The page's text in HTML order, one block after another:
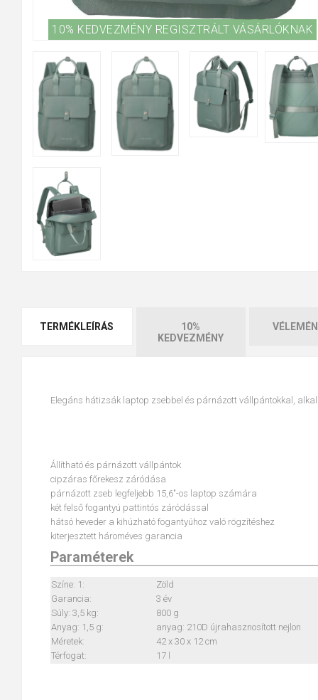
10% KEDVEZMÉNY REGISZTRÁLT VÁSÁRLÓKNAK
TERMÉKLEÍRÁS
10%
KEDVEZMÉNY
Elegáns hátizsák laptop zsebbel és párnázott vállpántokkal,
Állítható és párnázott vállpántok
cipzáras főrekesz záródása
párnázott zseb legfeljebb 15,6"-os laptop számára
két felső fogantyú pattintós záródással
hátsó heveder a kihúzható fogantyúhoz való rögzítéshez
kiterjesztett hároméves garancia
Paraméterek
Színe: 1:
Zöld
Garancia:
3 év
Súly: 3,5 kg:
800 g
Anyag: 1,5 g:
anyag: 210D újrahasznosított nejlon
Méretek:
42 x 30 x 12 cm
Térfogat:
17 l